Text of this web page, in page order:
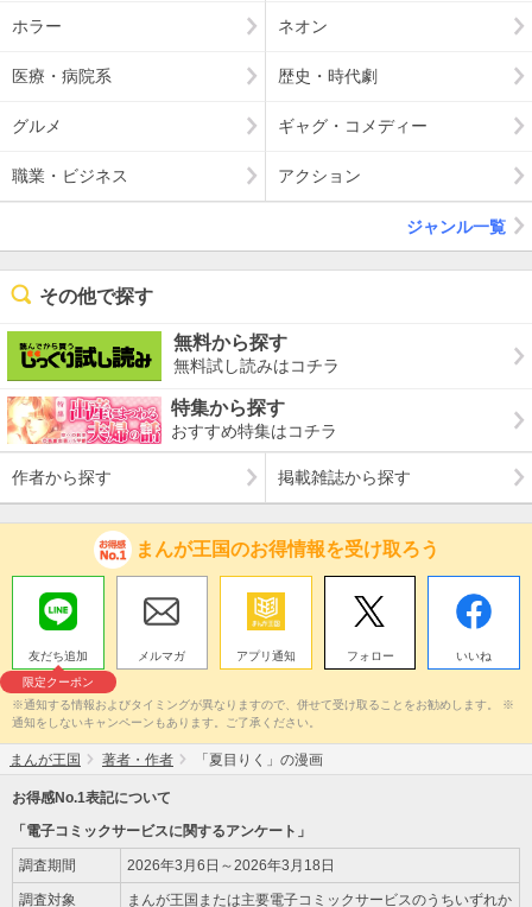
ホラー ネオン
医療・病院系 歴史・時代劇
グルメ ギャグ・コメディー
職業・ビジネス アクション
ジャンル一覧
その他で探す
無料から探す
無料試し読みはコチラ
特集から探す
おすすめ特集はコチラ
作者から探す 掲載雑誌から探す
まんが王国のお得情報を受け取ろう
友だち追加
限定クーポン
メルマガ アプリ通知 フォロー いいね
※通知する情報およびタイミングが異なりますので、併せて受け取ることをお勧めします。 ※
通知をしないキャンペーンもあります。ご了承ください。
まんが王国 著者・作者 「夏目りく」の漫画
お得感No.1表記について
「電子コミックサービスに関するアンケート」
調査期間 2026年3月6日～2026年3月18日
調査対象 まんが王国または主要電子コミックサービスのうちいずれか